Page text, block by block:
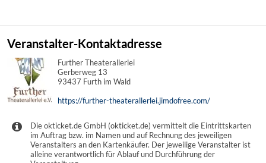
Veranstalter-Kontaktadresse
Further Theaterallerlei
Gerberweg 13
93437 Furth im Wald
https://further-theaterallerlei.jimdofree.com/
Die okticket.de GmbH (okticket.de) vermittelt die Eintrittskarten
im Auftrag bzw. im Namen und auf Rechnung des jeweiligen
Veranstalters an den Kartenkäufer. Der jeweilige Veranstalter ist
alleine verantwortlich für Ablauf und Durchführung der